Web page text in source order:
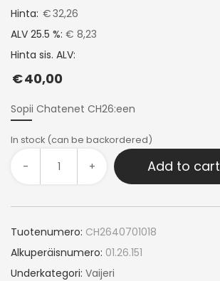
Hinta: €32,26
ALV 25.5 %: € 8,23
Hinta sis. ALV:
€40,00
Sopii Chatenet CH26:een
In stock (can be backordered)
- + Add to cart
Tuotenumero: CH2640701018
Alkuperäisnumero: 01.26.151
Underkategori: Vaijeri